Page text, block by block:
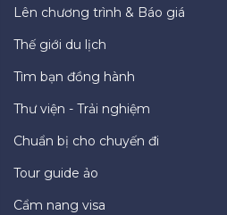
Lên chương trình & Báo giá
Thế giới du lịch
Tìm bạn đồng hành
Thư viện - Trải nghiệm
Chuẩn bị cho chuyến đi
Tour guide ảo
Cẩm nang visa